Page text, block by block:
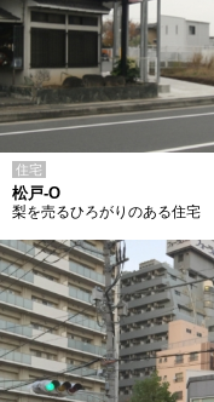
住宅
松戸-O
梨を売るひろがりのある住宅